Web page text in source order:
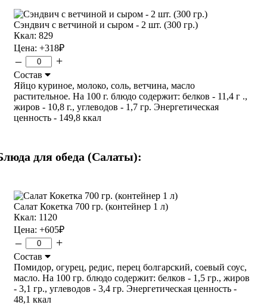
Сэндвич с ветчиной и сыром - 2 шт. (300 гр.)
Ккал: 829
Цена: +318₽
– +
Состав
Яйцо куриное, молоко, соль, ветчина, масло
растительное. На 100 г. блюдо содержит: белков - 11,4 г .,
жиров - 10,8 г., углеводов - 1,7 гр. Энергетическая
ценность - 149,8 ккал
для обеда (Салаты):
Салат Кокетка 700 гр. (контейнер 1 л)
Ккал: 1120
Цена: +605₽
– +
Состав
Помидор, огурец, редис, перец болгарский, соевый соус,
масло. На 100 гр. блюдо содержит: белков - 1,5 гр., жиров
- 3,1 гр., углеводов - 3,4 гр. Энергетическая ценность -
48,1 ккал